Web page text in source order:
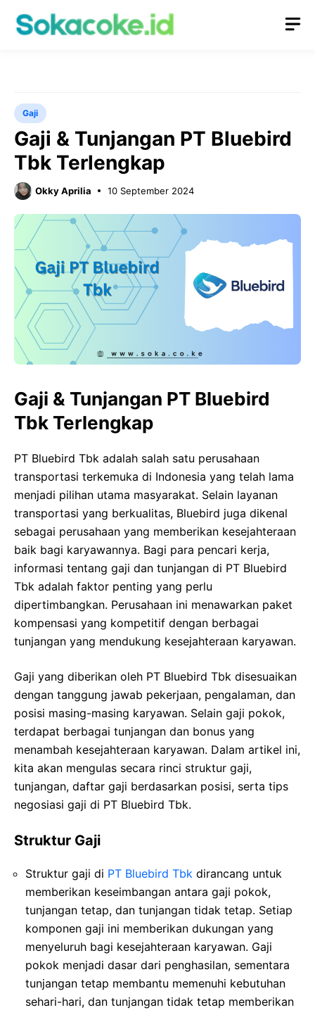
Gaji
Gaji & Tunjangan PT Bluebird
Tbk Terlengkap
Okky Aprilia 10 September 2024
Gaji & Tunjangan PT Bluebird
Tbk Terlengkap
PT Bluebird Tbk adalah salah satu perusahaan
transportasi terkemuka di Indonesia yang telah lama
menjadi pilihan utama masyarakat. Selain layanan
transportasi yang berkualitas, Bluebird juga dikenal
sebagai perusahaan yang memberikan kesejahteraan
baik bagi karyawannya. Bagi para pencari kerja,
informasi tentang gaji dan tunjangan di PT Bluebird
Tbk adalah faktor penting yang perlu
dipertimbangkan. Perusahaan ini menawarkan paket
kompensasi yang kompetitif dengan berbagai
tunjangan yang mendukung kesejahteraan karyawan.
Gaji yang diberikan oleh PT Bluebird Tbk disesuaikan
dengan tanggung jawab pekerjaan, pengalaman, dan
posisi masing-masing karyawan. Selain gaji pokok,
terdapat berbagai tunjangan dan bonus yang
menambah kesejahteraan karyawan. Dalam artikel ini,
kita akan mengulas secara rinci struktur gaji,
tunjangan, daftar gaji berdasarkan posisi, serta tips
negosiasi gaji di PT Bluebird Tbk.
Struktur Gaji
Struktur gaji di PT Bluebird Tbk dirancang untuk
memberikan keseimbangan antara gaji pokok,
tunjangan tetap, dan tunjangan tidak tetap. Setiap
komponen gaji ini memberikan dukungan yang
menyeluruh bagi kesejahteraan karyawan. Gaji
pokok menjadi dasar dari penghasilan, sementara
tunjangan tetap membantu memenuhi kebutuhan
sehari-hari, dan tunjangan tidak tetap memberikan